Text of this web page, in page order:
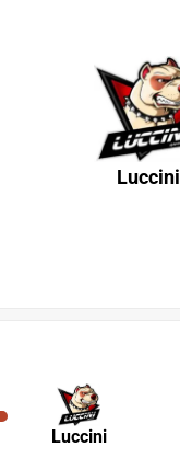
Luccini
Luccini